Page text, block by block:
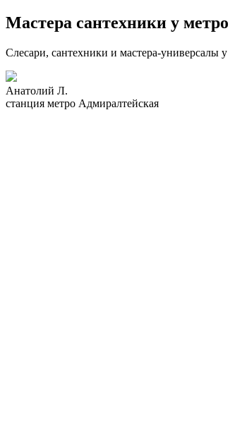
Мастера сантехники у
Слесари, сантехники и мастера-универсалы
Анатолий Л.
станция метро Адмиралтейская